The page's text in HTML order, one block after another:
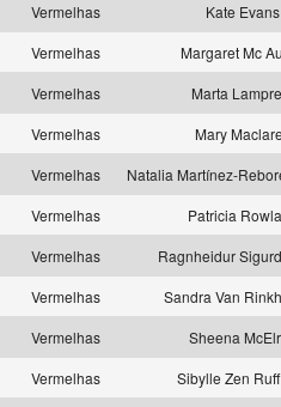
Vermelhas
Kate Evans
Vermelhas
Margaret Mc
Vermelhas
Marta
Vermelhas
Mary
Vermelhas
Natalia Martínez-
Vermelhas
Patricia
Vermelhas
Ragnheidur
Vermelhas
Sandra Van
Vermelhas
Sheena
Vermelhas
Sibylle Zen